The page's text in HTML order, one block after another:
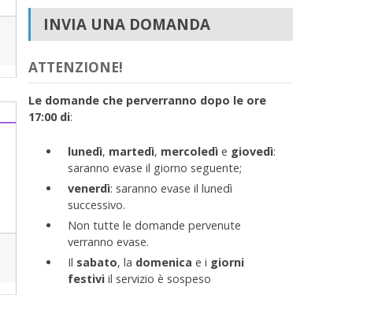
INVIA UNA DOMANDA
ATTENZIONE!
Le domande che perverranno dopo le ore
17:00 di:
lunedì, martedì, mercoledì e giovedì:
saranno evase il giorno seguente;
venerdì: saranno evase il lunedì
successivo.
Non tutte le domande pervenute
verranno evase.
Il sabato, la domenica e i giorni
festiviil servizio è sospeso